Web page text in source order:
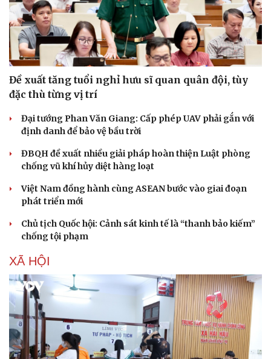
Di sản
Đề xuất tăng tuổi nghỉ hưu sĩ quan quân đội, tùy
đặc thù từng vị trí
Đại tướng Phan Văn Giang: Cấp phép UAV phải gắn với
định danh để bảo vệ bầu trời
ĐBQH đề xuất nhiều giải pháp hoàn thiện Luật phòng
chống vũ khí hủy diệt hàng loạt
Việt Nam đồng hành cùng ASEAN bước vào giai đoạn
phát triển mới
Chủ tịch Quốc hội: Cảnh sát kinh tế là “thanh bảo kiếm”
chống tội phạm
XÃ HỘI